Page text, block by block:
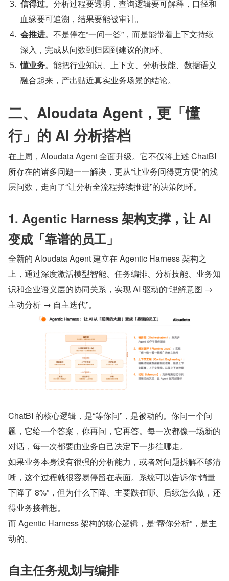
信得过。分析过程要透明，查询逻辑要可解释，口径和
血缘要可追溯，结果要能被审计。
会推进。不是停在“一问一答”，而是能带着上下文持续
深入，完成从问数到归因到建议的闭环。
懂业务。能把行业知识、上下文、分析技能、数据语义
融合起来，产出贴近真实业务场景的结论。
二、Aloudata Agent，更「懂
行」的 AI 分析搭档
在上周，Aloudata Agent 全面升级。它不仅将上述 ChatBI
所存在的诸多问题一一解决，更从“让业务问得更方便”的浅
层问数，走向了“让分析全流程持续推进”的决策闭环。
1. Agentic Harness 架构支撑，让 AI
变成「靠谱的员工」
全新的 Aloudata Agent 建立在 Agentic Harness 架构之
上，通过深度激活模型智能、任务编排、分析技能、业务知
识和企业语义层的协同关系，实现 AI 驱动的“理解意图 →
主动分析 → 自主迭代”。
ChatBI 的核心逻辑，是“等你问”，是被动的。你问一个问
题，它给一个答案，你再问，它再答。每一次都像一场新的
对话，每一次都要由业务自己决定下一步往哪走。
如果业务本身没有很强的分析能力，或者对问题拆解不够清
晰，这个过程就很容易停留在表面。系统可以告诉你“销量
下降了 8%”，但为什么下降、主要跌在哪、后续怎么做，还
得业务接着想。
而 Agentic Harness 架构的核心逻辑，是“帮你分析”，是主
动的。
自主任务规划与编排